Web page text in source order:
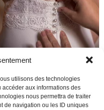
utilisons des technologies
aux informations des
nous permettra de traiter
de navigation ou les ID uniques